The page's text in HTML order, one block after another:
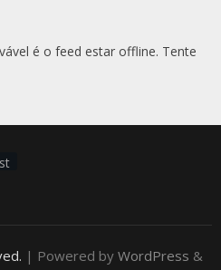
é o feed estar offline. Tente
| Powered by WordPress &